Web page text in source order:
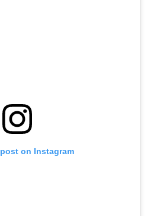
on Instagram